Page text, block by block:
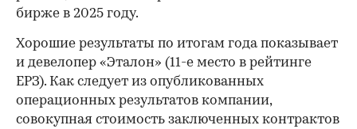
бирже в 2025 году.
Хорошие результаты по итогам года показывает
и девелопер «Эталон» (11-е место в рейтинге
ЕРЗ). Как следует из опубликованных
операционных результатов компании,
совокупная стоимость заключенных контрактов